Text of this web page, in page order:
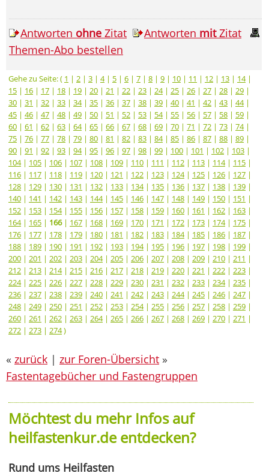
Antworten ohne Zitat Antworten mitZitat
Themen-Abo bestellen
Gehe zu Seite: ( 1 | 2 | 3 | 4| 5 | 6 | 7 | 8 | 9 | 10 | 11 | 12 | 13 | 14|
15 | 16 | 17 | 18 | 19 | 20 | 21 | 22 | 23 | 24| 25 | 26 | 27 | 28 | 29 |
30 | 31 | 32 | 33 | 34| 35 | 36 | 37 | 38 | 39 | 40 | 41 | 42 | 43 | 44|
45 | 46 | 47 | 48 | 49 | 50 | 51 | 52 | 53 | 54| 55 | 56 | 57 | 58 | 59 |
60 | 61 | 62 | 63 | 64| 65 | 66 | 67 | 68 | 69 | 70 | 71 | 72 | 73 | 74|
75 | 76 | 77 | 78 | 79 | 80 | 81 | 82 | 83 | 84| 85 | 86 | 87 | 88 | 89 |
90 | 91 | 92 | 93 | 94| 95 | 96 | 97 | 98 | 99 | 100 | 101 | 102 | 103 |
104| 105 | 106 | 107 | 108 | 109 | 110 | 111 | 112 | 113 | 114| 115 |
116 | 117 | 118 | 119 | 120 | 121 | 122 | 123 | 124| 125 | 126 | 127 |
128 | 129 | 130 | 131 | 132 | 133 | 134| 135 | 136 | 137 | 138 | 139 |
140 | 141 | 142 | 143 | 144| 145 | 146 | 147 | 148 | 149 | 150 | 151 |
152 | 153 | 154| 155 | 156 | 157 | 158 | 159 | 160 | 161 | 162 | 163 |
164| 165 | 166| 167 | 168 | 169 | 170 | 171 | 172 | 173 | 174| 175 |
176 | 177 | 178 | 179 | 180 | 181 | 182 | 183 | 184| 185 | 186 | 187 |
188 | 189 | 190 | 191 | 192 | 193 | 194| 195 | 196 | 197 | 198 | 199 |
200 | 201 | 202 | 203 | 204| 205 | 206 | 207 | 208 | 209 | 210 | 211 |
212 | 213 | 214| 215 | 216 | 217 | 218 | 219 | 220 | 221 | 222 | 223 |
224| 225 | 226 | 227 | 228 | 229 | 230 | 231 | 232 | 233 | 234| 235 |
236 | 237 | 238 | 239 | 240 | 241 | 242 | 243 | 244| 245 | 246 | 247 |
248 | 249 | 250 | 251 | 252 | 253 | 254| 255 | 256 | 257 | 258 | 259 |
260 | 261 | 262 | 263 | 264| 265 | 266 | 267 | 268 | 269 | 270 | 271 |
272 | 273 | 274)
« zurück | zur Foren-Übersicht »
Fastentagebücher und Fastengruppen
Möchtest du mehr Infos auf
heilfastenkur.de entdecken?
Rund ums Heilfasten